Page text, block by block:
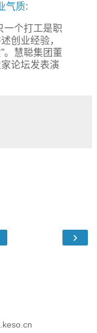
气质:
一个打工是职
创业经验，
。慧聪集团董
论坛发表演
›